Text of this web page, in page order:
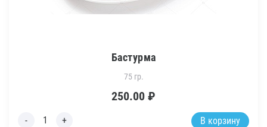
Бастурма
75 гр.
250.00 ₽
В корзину